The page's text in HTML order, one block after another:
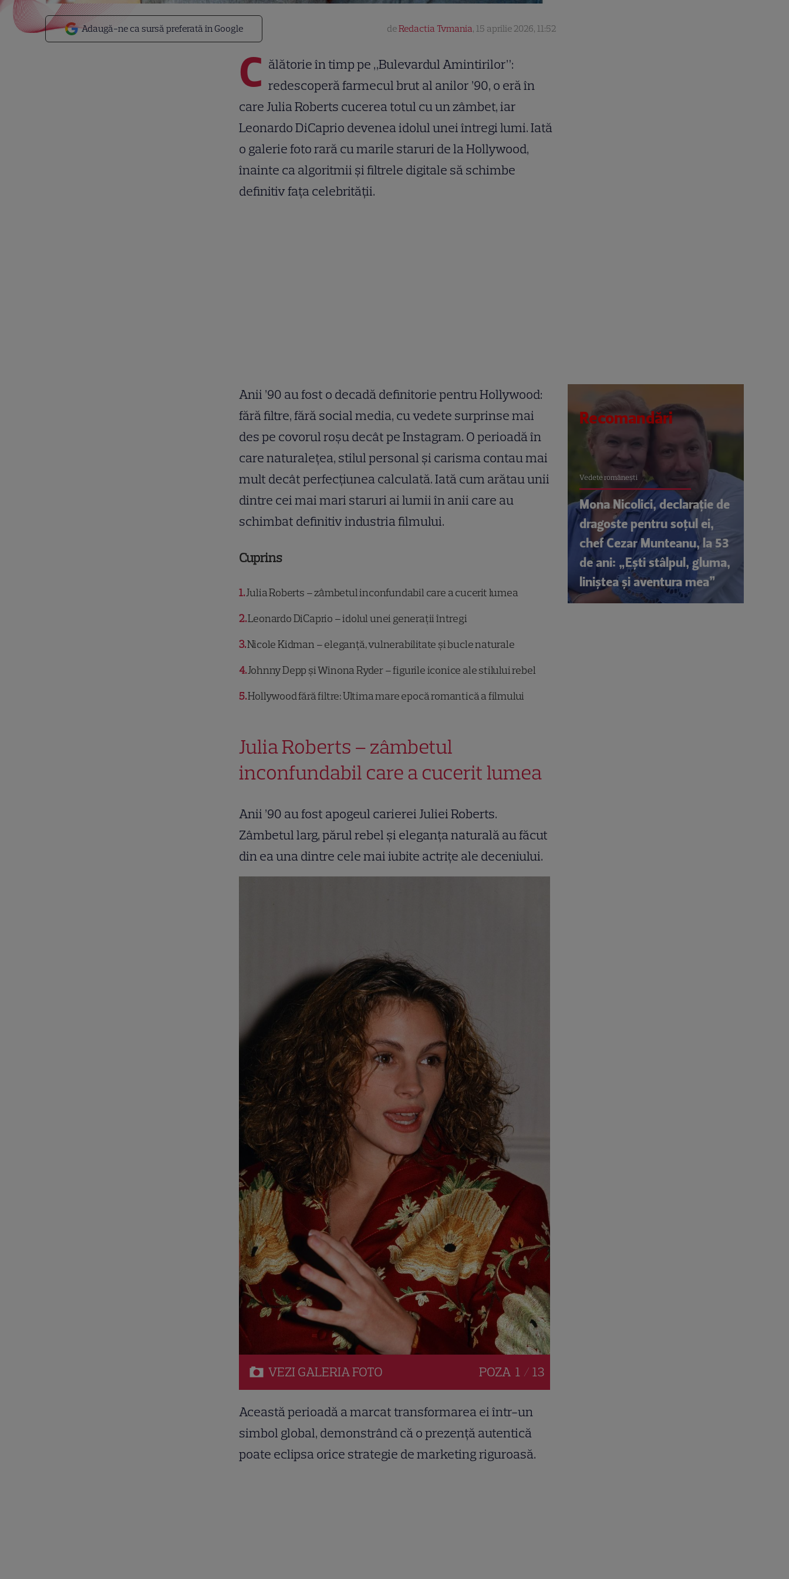
Adaugă-ne ca sursă preferată în Google deRedactia Tvmania, 15 aprilie 2026, 11:52
C ălătorie în timp pe „Bulevardul Amintirilor”:
redescoperă farmecul brut al anilor ’90, o eră în
care Julia Roberts cucerea totul cu un zâmbet, iar
Leonardo DiCaprio devenea idolul unei întregi lumi. Iată
o galerie foto rară cu marile staruri de la Hollywood,
înainte ca algoritmii și filtrele digitale să schimbe
definitiv fața celebrității.
Anii ’90 au fost o decadă definitorie pentru Hollywood:
fără filtre, fără social media, cu vedete surprinse mai
des pe covorul roșu decât pe Instagram. O perioadă în
care naturalețea, stilul personal și carisma contau mai
mult decât perfecțiunea calculată. Iată cum arătau unii
dintre cei mai mari staruri ai lumii în anii care au
schimbat definitiv industria filmului.
Cuprins
1Julia Roberts – zâmbetul inconfundabil care a cucerit lumea
2Leonardo DiCaprio – idolul unei generații întregi
3Nicole Kidman – eleganță, vulnerabilitate și bucle naturale
4Johnny Depp și Winona Ryder – figurile iconice ale stilului rebel
5Hollywood fără filtre: Ultima mare epocă romantică a filmului
Julia Roberts – zâmbetul
inconfundabil care a cucerit lumea
Anii ’90 au fost apogeul carierei Juliei Roberts.
Zâmbetul larg, părul rebel și eleganța naturală au făcut
din ea una dintre cele mai iubite actrițe ale deceniului.
VEZI GALERIAFOTO POZA 1 / 13
Această perioadă a marcat transformarea ei într-un
simbol global, demonstrând că o prezență autentică
poate eclipsa orice strategie de marketing riguroasă.
Recomandări
Vedete româneşti
Mona Nicolici, declarație de
dragoste pentru soțul ei,
chef Cezar Munteanu, la 53
de ani: „Ești stâlpul, gluma,
liniștea și aventura mea”